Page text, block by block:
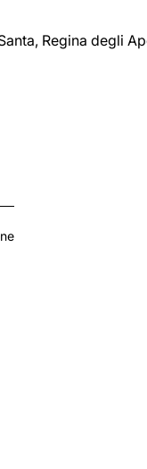
Regina degli